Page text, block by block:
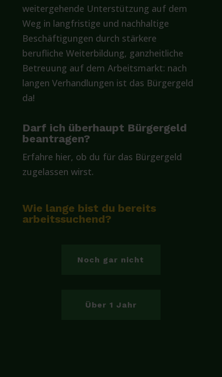
weitergehende Unterstützung auf dem
Weg in langfristige und nachhaltige
Beschäftigungen durch stärkere
berufliche Weiterbildung, ganzheitliche
Betreuung auf dem Arbeitsmarkt: nach
langen Verhandlungen ist das Bürgergeld
da!
Darf ich überhaupt Bürgergeld
beantragen?
Erfahre hier, ob du für das Bürgergeld
zugelassen wirst.
Wie lange bist du bereits
arbeitssuchend?
Noch gar nicht
Über 1 Jahr